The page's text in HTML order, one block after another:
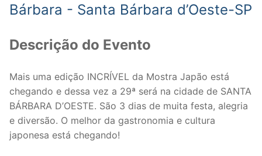
Bárbara - Santa Bárbara d’Oeste-SP
Descrição do Evento
Mais uma edição INCRÍVEL da Mostra Japão está
chegando e dessa vez a 29ª será na cidade de SANTA
BÁRBARA D’OESTE. São 3 dias de muita festa, alegria
e diversão. O melhor da gastronomia e cultura
japonesa está chegando!